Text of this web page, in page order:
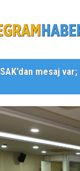
Karabağlar ‘da